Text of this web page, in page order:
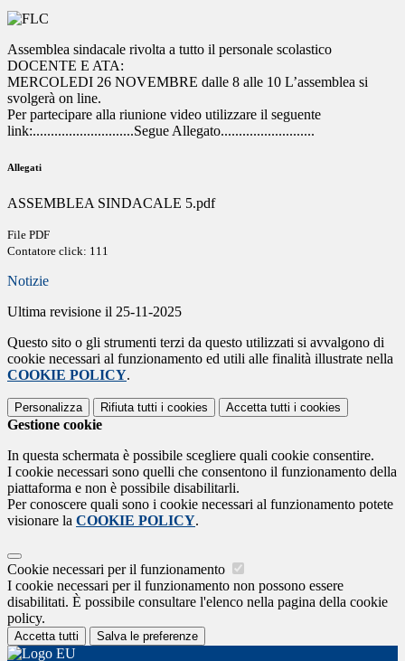
Assemblea sindacale rivolta a tutto il personale scolastico
DOCENTE E ATA:
MERCOLEDI 26 NOVEMBRE dalle 8 alle 10 L’assemblea si
svolgerà on line.
Per partecipare alla riunione video utilizzare il seguente
link:............................Segue Allegato..........................
Allegati
ASSEMBLEA SINDACALE 5.pdf
File PDF
Contatore click: 111
Notizie
Ultima revisione il 25-11-2025
Questo sito o gli strumenti terzi da questo utilizzati si avvalgono di
cookie necessari al funzionamento ed utili alle finalità illustrate nella
COOKIE POLICY.
Personalizza Rifiuta tutti i cookies Accetta tutti i cookies
Gestione cookie
In questa schermata è possibile scegliere quali cookie consentire.
I cookie necessari sono quelli che consentono il funzionamento della
piattaforma e non è possibile disabilitarli.
Per conoscere quali sono i cookie necessari al funzionamento potete
visionare la COOKIE POLICY.
Cookie necessari per il funzionamento
I cookie necessari per il funzionamento non possono essere
disabilitati. È possibile consultare l'elenco nella pagina della cookie
policy.
Accetta tutti Salva le preferenze